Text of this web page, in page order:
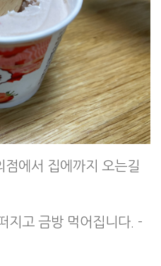
점에서 집에까지 오는길
지고 금방 먹어집니다. -